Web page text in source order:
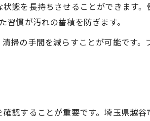
ングの検討
用ポイント
リット
態を長持ちさせることができます
慣が汚れの蓄積を防ぎます。
掃の手間を減らすことが可能です。
認することが重要です。埼玉県越